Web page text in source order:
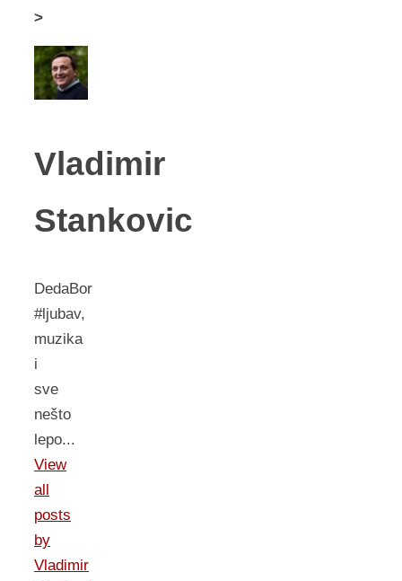
>
Vladimir
Stankovic
DedaBor
#ljubav,
muzika
i
sve
nešto
lepo...
View
all
posts
by
Vladimir